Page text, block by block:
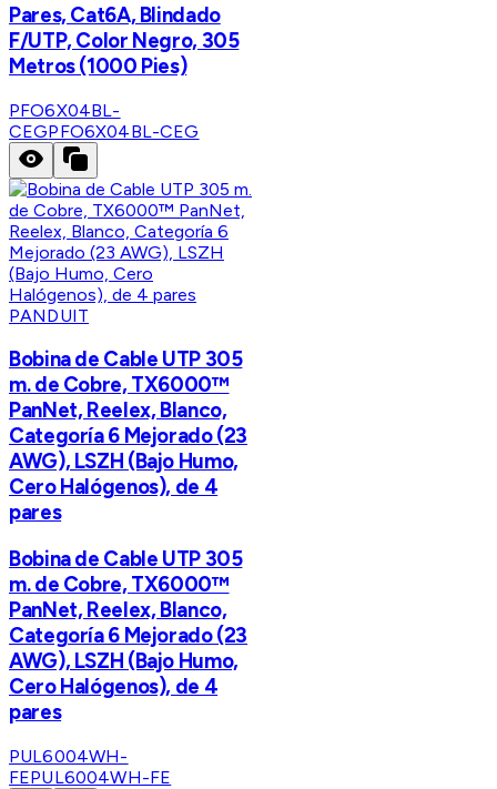
Pares, Cat6A, Blindado
F/UTP, Color Negro, 305
Metros (1000 Pies)
PFO6X04BL-
CEGPFO6X04BL-CEG
PANDUIT
Bobina de Cable UTP 305
m. de Cobre, TX6000™
PanNet, Reelex, Blanco,
Categoría 6 Mejorado (23
AWG), LSZH (Bajo Humo,
Cero Halógenos), de 4
pares
Bobina de Cable UTP 305
m. de Cobre, TX6000™
PanNet, Reelex, Blanco,
Categoría 6 Mejorado (23
AWG), LSZH (Bajo Humo,
Cero Halógenos), de 4
pares
PUL6004WH-
FEPUL6004WH-FE